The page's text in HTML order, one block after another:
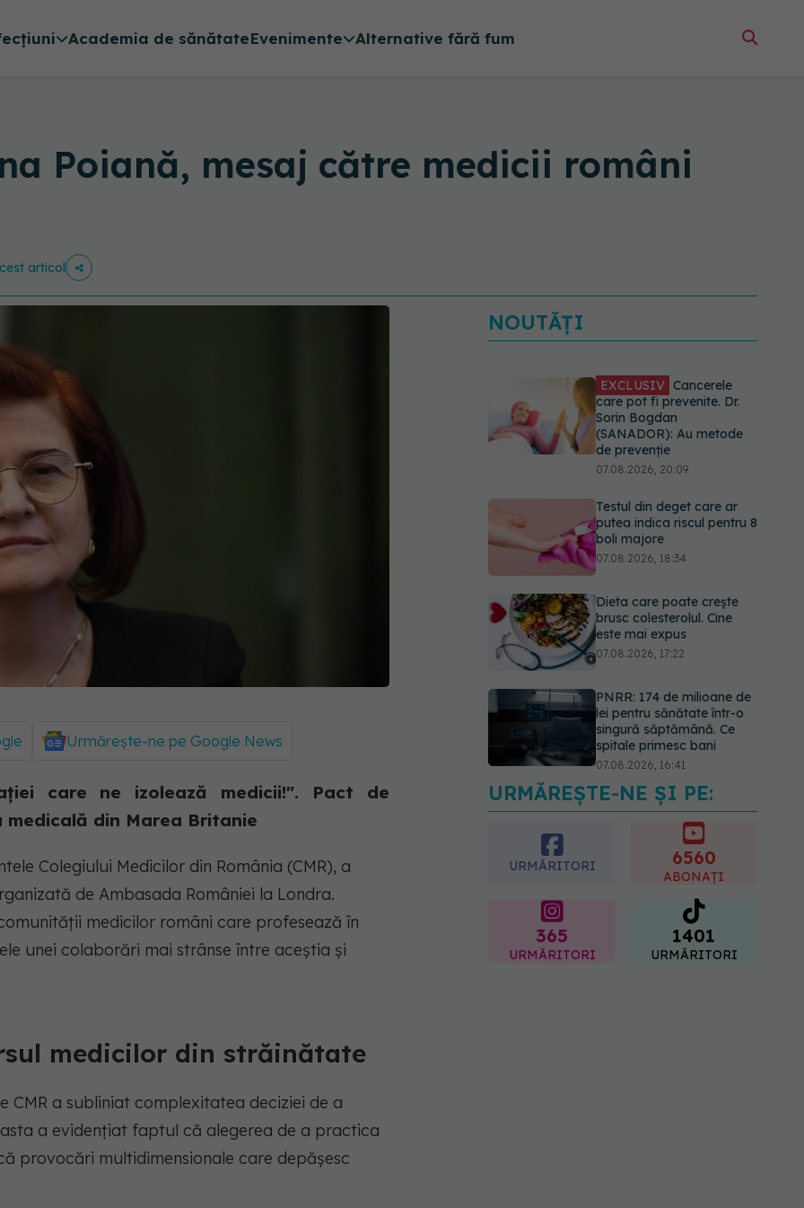
Academia de sănătateEvenimente Alternative fără fum
Poiană, mesaj către medicii români
articol
Urmărește-ne pe Google News
care ne izolează medicii!". Pact de
medicală din Marea Britanie
Colegiului Medicilor din România (CMR), a
de Ambasada României la Londra.
medicilor români care profesează în
unei colaborări mai strânse între aceștia și
medicilor din străinătate
CMR a subliniat complexitatea deciziei de a
a evidențiat faptul că alegerea de a practica
provocări multidimensionale care depășesc
NOUTĂȚI
EXCLUSIV Cancerele
care pot fi prevenite. Dr.
Sorin Bogdan
(SANADOR): Au metode
de prevenție
07.08.2026, 20:09
Testul din deget care ar
putea indica riscul pentru 8
boli majore
07.08.2026, 18:34
Dieta care poate crește
brusc colesterolul. Cine
este mai expus
07.08.2026, 17:22
PNRR: 174 de milioane de
lei pentru sănătate într-o
singură săptămână. Ce
spitale primesc bani
07.08.2026, 16:41
Ce spune culoarea ta
preferată despre vârsta
pe care o ai. Care este
"codul cromatic" al
URMĂREȘTE-NE ȘI PE:
URMĂRITORI 6560
ABONAȚI
365
URMĂRITORI
1401
URMĂRITORI